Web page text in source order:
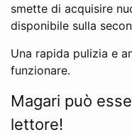
smette di acquisire
disponibile sulla
Una rapida pulizia e
funzionare.
Magari può
lettore!